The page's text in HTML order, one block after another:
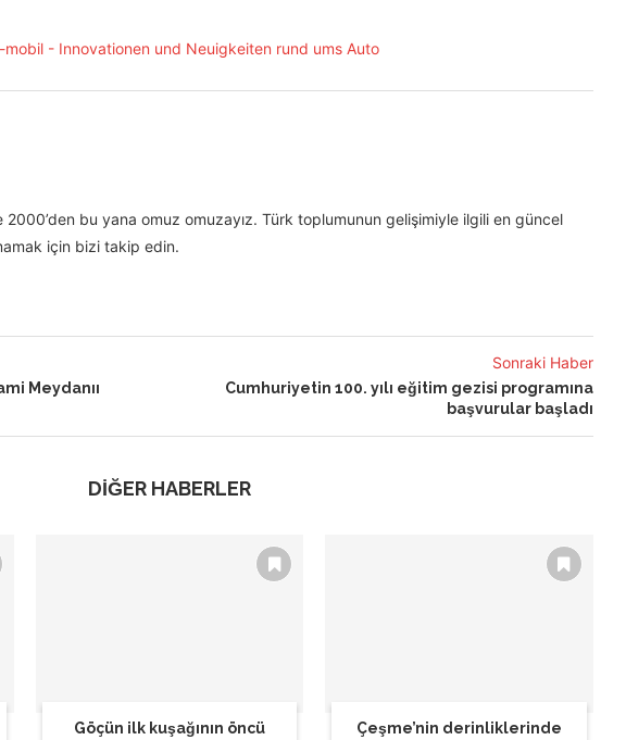
2000’den bu yana omuz omuzayız. Türk toplumunun gelişimiyle ilgili en güncel
için bizi takip edin.
Meydanıı
Sonraki Haber
Cumhuriyetin 100. yılı eğitim gezisi programına
başvurular başladı
DİĞER HABERLER
Göçün ilk kuşağının öncü Çeşme’nin derinliklerinde